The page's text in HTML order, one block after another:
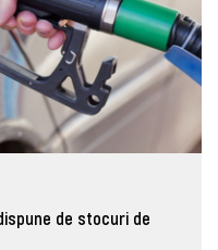
de stocuri de